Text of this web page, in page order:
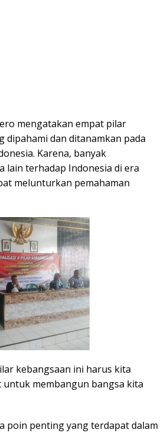
mengatakan empat pilar
dipahami dan ditanamkan pada
Karena, banyak
lain terhadap Indonesia di era
melunturkan pemahaman
kebangsaan ini harus kita
untuk membangun bangsa kita
poin penting yang terdapat dalam